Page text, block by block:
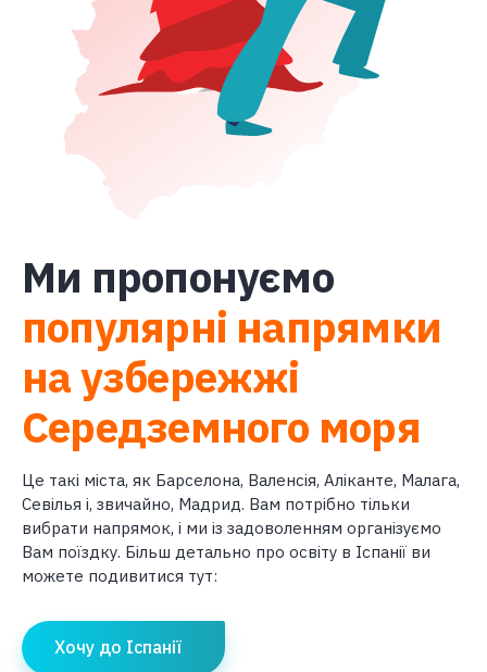
Ми пропонуємо
популярні напрямки
на узбережжі
Середземного моря
Це такі міста, як Барселона, Валенсія, Аліканте, Малага,
Севілья і, звичайно, Мадрид. Вам потрібно тільки
вибрати напрямок, і ми із задоволенням організуємо
Вам поїздку. Більш детально про освіту в Іспанії ви
можете подивитися тут:
Хочу до Іспанії